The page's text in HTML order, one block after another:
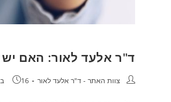
ד"ר אלעד לאור: האם
מחבר:צוות האתר - ד"ר אלעד לאור פורסם:
16 בספטמבר 2021